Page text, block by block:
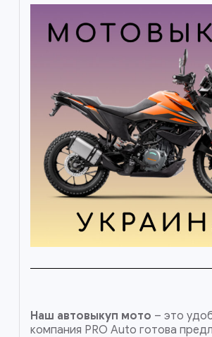
Наш автовыкуп мото – это
компания PRO Auto готова